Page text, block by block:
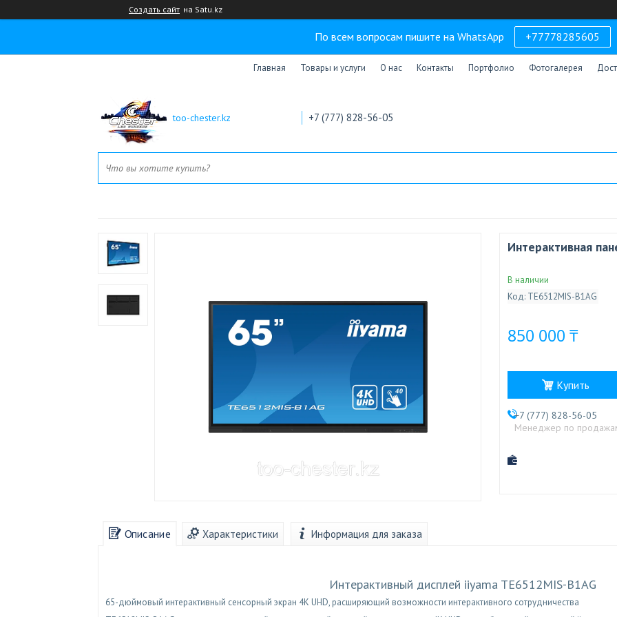
Создать сайт на Satu.kz
По всем вопросам пишите на WhatsApp +77778285605
Главная Товары и услуги О нас Контакты Портфолио Фотогалерея
too-chester.kz +7 (777) 828-56-05
Интерактивная
В наличии
Код: TE6512MIS-B1AG
850 000 ₸
Купить
+7 (777) 828-56-05
Менеджер по
Описание Характеристики Информация для заказа
Интерактивный дисплей iiyama TE6512MIS-B1AG
65-дюймовый интерактивный сенсорный экран 4K UHD, расширяющий возможности интерактивного сотрудничества